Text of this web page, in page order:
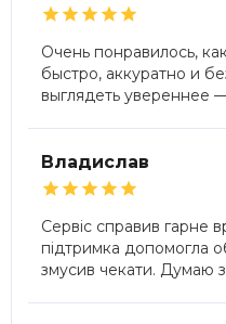

Очень понравилось,
быстро, аккуратно и
выглядеть увереннее
Владислав

Сервіс справив гарне
підтримка допомогла
змусив чекати. Думаю